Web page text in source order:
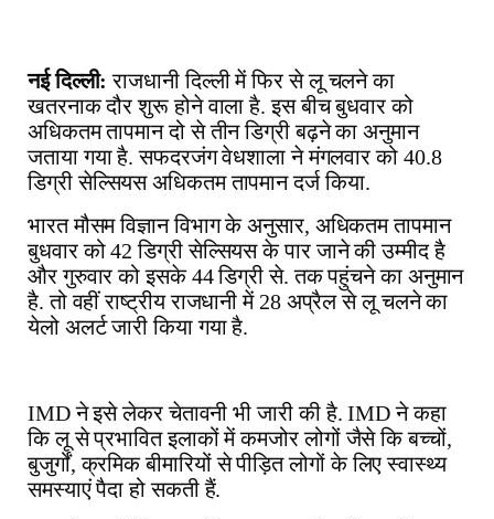
नई दिल्ली:राजधानी दिल्ली में फिर से लू चलने का
खतरनाक दौर शुरू होने वाला है.इस बीच बुधवार को
अधिकतम तापमान दो से तीन डिग्री बढ़ने का अनुमान
जताया गया है.सफदरजंग वेधशाला ने मंगलवार को 40.8
डिग्री सेल्सियस अधिकतम तापमान दर्ज किया.
भारत मौसम विज्ञान विभाग के अनुसार, अधिकतम तापमान
बुधवार को42डिग्री सेल्सियस के पार जाने की उम्मीद है
और गुरुवार को इसके44डिग्री से.तक पहुंचने का अनुमान
है.तो वहीं राष्ट्रीय राजधानी में28 अप्रैल से लू चलने का
येलो अलर्ट जारी किया गया है.
IMDने इसे लेकर चेतावनी भी जारी की है. IMDने कहा
कि लू से प्रभावित इलाकों में कमजोर लोगों जैसे कि बच्चों,
बुजुर्गों,क्रमिक बीमारियों से पीड़ित लोगों के लिए स्वास्थ्य
समस्याएं पैदा हो सकती हैं.